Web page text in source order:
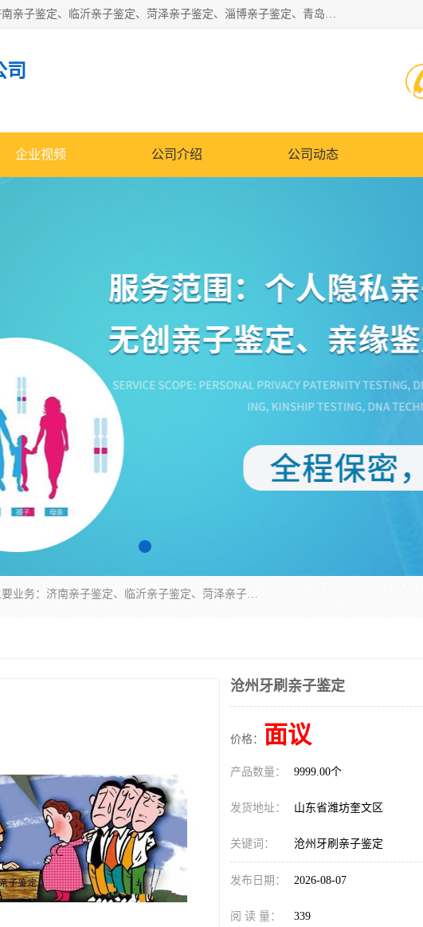
华信基因是一家专门提供亲子鉴定服务的机构，主要业务：济南亲子鉴定、临沂亲子鉴定、菏泽亲子鉴定、淄博亲子鉴定、青岛亲子鉴定、日照亲子鉴定、临朐亲子鉴定、寿光亲子鉴定等，联合广州、上海、北京、深圳、杭州、武汉、成都、合肥、贵阳、沈阳等地区有法医物证鉴定机构及基因检测公司，为国内外客户提供便捷的DNA鉴定服务。
司
企业视频 公司介绍 公司动态
华信基因是一家专门提供亲子鉴定服务的机构，主要业务：济南亲子鉴定、临沂亲子鉴定、菏泽亲子鉴定、淄博亲子鉴定、青岛亲子鉴定、日照亲子鉴定、临朐亲子鉴定、寿光亲子鉴定等，联合广州、上海、北京、深圳、杭州、武汉、成都、合肥、贵阳、沈阳等地区有法医物证鉴定机构及基因检测公司，为国内外客户提供便捷的DNA鉴定服务。
沧州牙刷亲子鉴定
价格： 面议
产品数量： 9999.00个
发货地址： 山东省潍坊奎文区
关键词： 沧州牙刷亲子鉴定
发布日期： 2026-08-07
阅 读 量： 339